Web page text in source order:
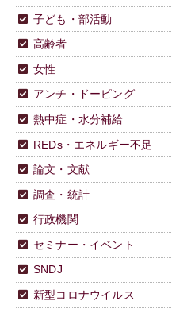
子ども・部活動
高齢者
女性
アンチ・ドーピング
熱中症・水分補給
REDs・エネルギー不足
論文・文献
調査・統計
行政機関
セミナー・イベント
SNDJ
新型コロナウイルス